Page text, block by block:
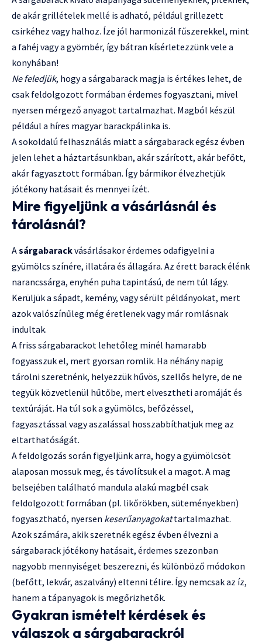
de akár grillételek mellé is adható, például grillezett
csirkéhez vagy halhoz. Íze jól harmonizál fűszerekkel, mint
a fahéj vagy a gyömbér, így bátran kísérletezzünk vele a
konyhában!
Ne feledjük, hogy a sárgabarack magja is értékes lehet, de
csak feldolgozott formában érdemes fogyasztani, mivel
nyersen mérgező anyagot tartalmazhat. Magból készül
például a híres magyar barackpálinka is.
A sokoldalú felhasználás miatt a sárgabarack egész évben
jelen lehet a háztartásunkban, akár szárított, akár befőtt,
akár fagyasztott formában. Így bármikor élvezhetjük
jótékony hatásait és mennyei ízét.
Mire figyeljünk a vásárlásnál és
tárolásnál?
Asárgabarackvásárlásakor érdemes odafigyelni a
gyümölcs színére, illatára és állagára. Az érett barack élénk
narancssárga, enyhén puha tapintású, de nem túl lágy.
Kerüljük a sápadt, kemény, vagy sérült példányokat, mert
azok valószínűleg még éretlenek vagy már romlásnak
indultak.
A friss sárgabarackot lehetőleg minél hamarabb
fogyasszuk el, mert gyorsan romlik. Ha néhány napig
tárolni szeretnénk, helyezzük hűvös, szellős helyre, de ne
tegyük közvetlenül hűtőbe, mert elvesztheti aromáját és
textúráját. Ha túl sok a gyümölcs, befőzéssel,
fagyasztással vagy aszalással hosszabbíthatjuk meg az
eltarthatóságát.
A feldolgozás során figyeljünk arra, hogy a gyümölcsöt
alaposan mossuk meg, és távolítsuk el a magot. A mag
belsejében található mandula alakú magbél csak
feldolgozott formában (pl. likőrökben, süteményekben)
fogyasztható, nyersen keserűanyagokattartalmazhat.
Azok számára, akik szeretnék egész évben élvezni a
sárgabarack jótékony hatásait, érdemes szezonban
nagyobb mennyiséget beszerezni, és különböző módokon
(befőtt, lekvár, aszalvány) eltenni télire. Így nemcsak az íz,
hanem a tápanyagok is megőrizhetők.
Gyakran ismételt kérdések és
válaszok a sárgabarackról